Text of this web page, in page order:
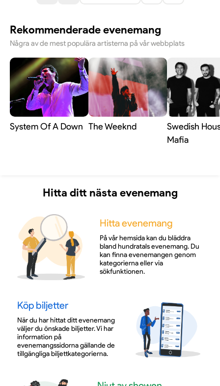
Rekommenderade evenemang
Några av de mest populära artisterna på vår webbplats
System Of A Down The Weeknd
Swedish
Mafia
Hitta ditt nästa evenemang
Hitta evenemang
På vår hemsida kan du bläddra
bland hundratals evenemang. Du
kan finna evenemangen genom
kategorierna eller via
sökfunktionen.
Köp biljetter
När du har hittat ditt evenemang
väljer du önskade biljetter. Vi har
information på
evenemangssidorna gällande de
tillgängliga biljettkategorierna.